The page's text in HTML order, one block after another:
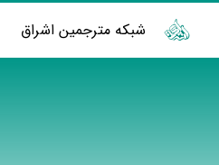
شبکه مترجمین اشراق